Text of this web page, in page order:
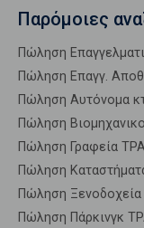
Παρόμοιες
Πώληση
Πώληση Επαγγ.
Πώληση Αυτόνομα
Πώληση
Πώληση Γραφεία
Πώληση
Πώληση
Πώληση Πάρκινγκ